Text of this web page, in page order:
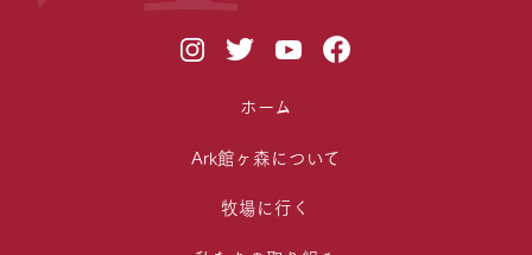
ホーム
Ark館ヶ森について
牧場に行く